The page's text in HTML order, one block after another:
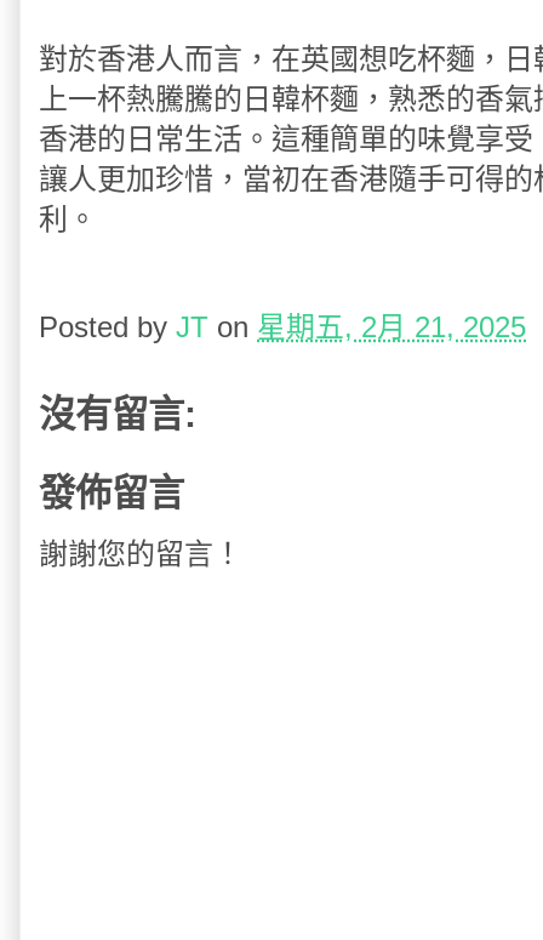
對於香港人而言，在英國想吃杯麵，
上一杯熱騰騰的日韓杯麵，熟悉的香
香港的日常生活。這種簡單的味覺享
讓人更加珍惜，當初在香港隨手可得
利。
Posted by JT on 星期五, 2月 21, 2025
沒有留言:
發佈留言
謝謝您的留言！